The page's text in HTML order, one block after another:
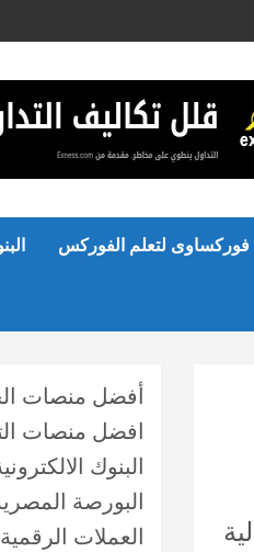
فوركساوى لتعلم الفوركس
أفضل منصات
افضل منصات
البنوك
البورصة
العملات الرقمية